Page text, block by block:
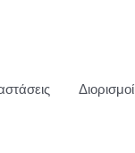
Διορισμοί